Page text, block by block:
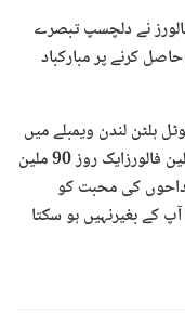
نے دلچسپ تبصرے
میل حاصل کرنے پر مبارکباد
ہلٹن لندن ویمبلے میں
موجود ہیں، انہوں نے امید ظاہر کی کہ یہ 9 ملین فالورزایک روز 90 ملین
نے مداحوں کی محبت کو
کے بغیرنہیں ہو سکتا